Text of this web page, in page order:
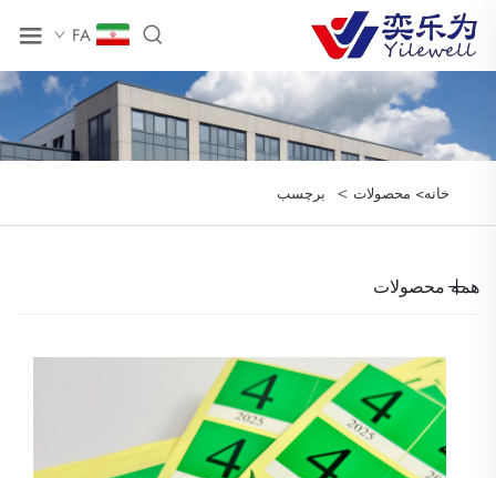
FA
خانه> محصولات> برچسب
همه محصولات